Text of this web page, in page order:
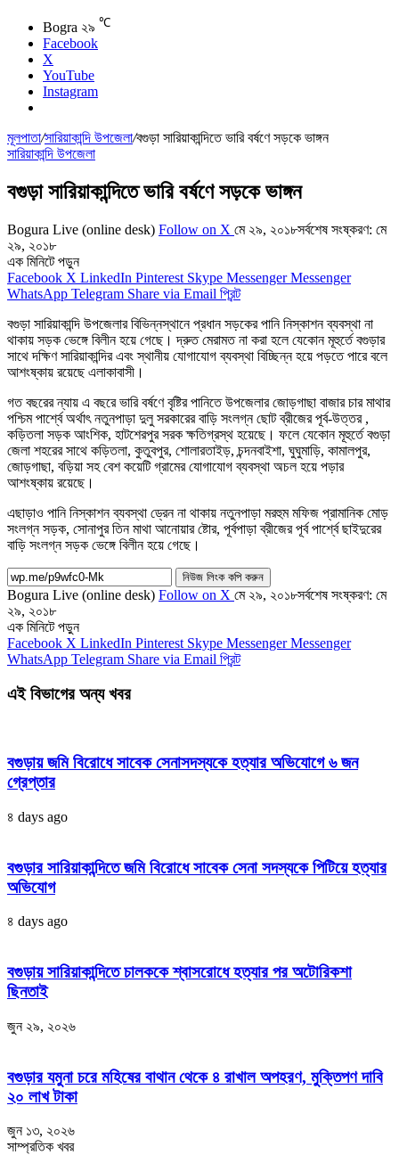
Bogra ২৯ ℃
Facebook
X
YouTube
Instagram
মূলপাতা/সারিয়াকান্দি উপজেলা/বগুড়া সারিয়াকান্দিতে ভারি বর্ষণে সড়কে ভাঙ্গন
সারিয়াকান্দি উপজেলা
বগুড়া সারিয়াকান্দিতে ভারি বর্ষণে সড়কে ভাঙ্গন
Bogura Live (online desk) Follow on X মে ২৯, ২০১৮সর্বশেষ সংষ্করণ: মে
২৯, ২০১৮
এক মিনিটে পড়ুন
Facebook X LinkedIn Pinterest Skype Messenger Messenger
WhatsApp Telegram Share via Email প্রিন্ট
বগুড়া সারিয়াকান্দি উপজেলার বিভিন্নস্থানে প্রধান সড়কের পানি নিস্কাশন ব্যবস্থা না
থাকায় সড়ক ভেঙ্গে বিলীন হয়ে গেছে। দ্রুত মেরামত না করা হলে যেকোন মূহুর্তে বগুড়ার
সাথে দক্ষিণ সারিয়াকান্দির এবং স্থানীয় যোগাযোগ ব্যবস্থা বিচ্ছিন্ন হয়ে পড়তে পারে বলে
আশংষ্কায় রয়েছে এলাকাবাসী।
গত বছরের ন্যায় এ বছরে ভারি বর্ষণে বৃষ্টির পানিতে উপজেলার জোড়গাছা বাজার চার মাথার
পশ্চিম পার্শ্বে অর্থাৎ নতুনপাড়া দুলু সরকারের বাড়ি সংলগ্ন ছোট ব্রীজের পূর্ব-উত্তর ,
কড়িতলা সড়ক আংশিক, হাটশেরপুর সরক ক্ষতিগ্রস্থ হয়েছে। ফলে যেকোন মূহুর্তে বগুড়া
জেলা শহরের সাথে কড়িতলা, কুতুবপুর, শোলারতাইড়, চন্দনবাইশা, ঘুঘুমাড়ি, কামালপুর,
জোড়গাছা, বড়িয়া সহ বেশ কয়েটি গ্রামের যোগাযোগ ব্যবস্থা অচল হয়ে পড়ার
আশংষ্কায় রয়েছে।
এছাড়াও পানি নিস্কাশন ব্যবস্থা ড্রেন না থাকায় নতুনপাড়া মরহুম মফিজ প্রামানিক মোড়
সংলগ্ন সড়ক, সোনাপুর তিন মাথা আনোয়ার ষ্টোর, পূর্বপাড়া ব্রীজের পূর্ব পার্শ্বে ছাইদুরের
বাড়ি সংলগ্ন সড়ক ভেঙ্গে বিলীন হয়ে গেছে।
নিউজ লিংক কপি করুন
Bogura Live (online desk) Follow on X মে ২৯, ২০১৮সর্বশেষ সংষ্করণ: মে
২৯, ২০১৮
এক মিনিটে পড়ুন
Facebook X LinkedIn Pinterest Skype Messenger Messenger
WhatsApp Telegram Share via Email প্রিন্ট
এই বিভাগের অন্য খবর
বগুড়ায় জমি বিরোধে সাবেক সেনাসদস্যকে হত্যার অভিযোগে ৬ জন
গ্রেপ্তার
৪ days ago
বগুড়ার সারিয়াকান্দিতে জমি বিরোধে সাবেক সেনা সদস্যকে পিটিয়ে হত্যার
অভিযোগ
৪ days ago
বগুড়ায় সারিয়াকান্দিতে চালককে শ্বাসরোধে হত্যার পর অটোরিকশা
ছিনতাই
জুন ২৯, ২০২৬
বগুড়ার যমুনা চরে মহিষের বাথান থেকে ৪ রাখাল অপহরণ, মুক্তিপণ দাবি
২০ লাখ টাকা
জুন ১৩, ২০২৬
সাম্প্রতিক খবর